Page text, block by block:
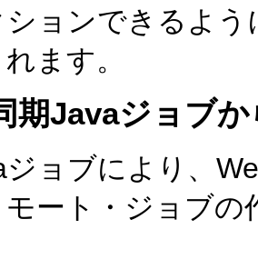
ションできるよ
ます。
期Javaジョブ
ョブにより、
ート・ジョブの